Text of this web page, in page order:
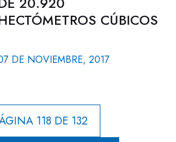
CÚBICOS
DE NOVIEMBRE, 2017
118 DE 132